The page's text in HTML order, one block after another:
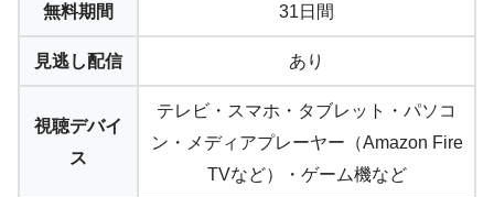
無料期間 31日間
見逃し配信 あり
視聴デバイ
ス
テレビ・スマホ・タブレット・パソコ
ン・メディアプレーヤー（Amazon Fire
TVなど）・ゲーム機など